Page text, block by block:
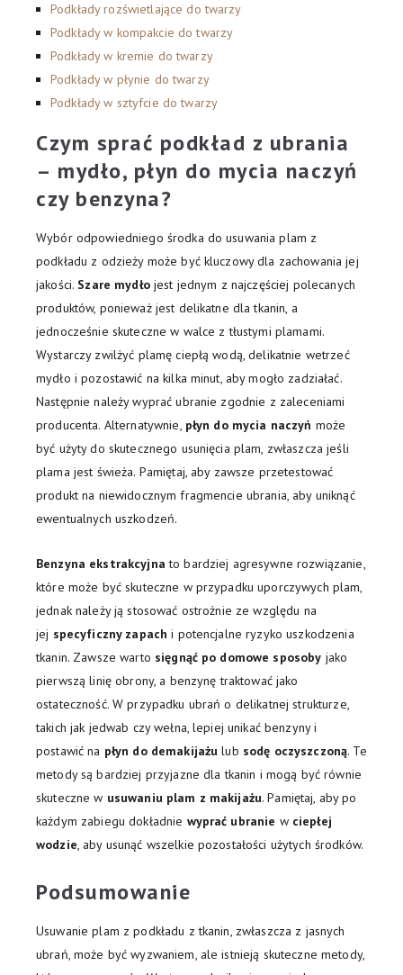
Podkłady rozświetlające do twarzy
Podkłady w kompakcie do twarzy
Podkłady w kremie do twarzy
Podkłady w płynie do twarzy
Podkłady w sztyfcie do twarzy
Czym sprać podkład z ubrania
– mydło, płyn do mycia naczyń
czy benzyna?
Wybór odpowiedniego środka do usuwania plam z
podkładu z odzieży może być kluczowy dla zachowania jej
jakości. Szare mydłojest jednym z najczęściej polecanych
produktów, ponieważ jest delikatne dla tkanin, a
jednocześnie skuteczne w walce z tłustymi plamami.
Wystarczy zwilżyć plamę ciepłą wodą, delikatnie wetrzeć
mydło i pozostawić na kilka minut, aby mogło zadziałać.
Następnie należy wyprać ubranie zgodnie z zaleceniami
producenta. Alternatywnie, płyn do mycia naczyń może
być użyty do skutecznego usunięcia plam, zwłaszcza jeśli
plama jest świeża. Pamiętaj, aby zawsze przetestować
produkt na niewidocznym fragmencie ubrania, aby uniknąć
ewentualnych uszkodzeń.
Benzyna ekstrakcyjna to bardziej agresywne rozwiązanie,
które może być skuteczne w przypadku uporczywych plam,
jednak należy ją stosować ostrożnie ze względu na
jej specyficzny zapach i potencjalne ryzyko uszkodzenia
tkanin. Zawsze warto sięgnąć po domowe sposoby jako
pierwszą linię obrony, a benzynę traktować jako
ostateczność. W przypadku ubrań o delikatnej strukturze,
takich jak jedwab czy wełna, lepiej unikać benzyny i
postawić na płyn do demakijażu lub sodę oczyszczoną. Te
metody są bardziej przyjazne dla tkanin i mogą być równie
skuteczne w usuwaniu plam z makijażu. Pamiętaj, aby po
każdym zabiegu dokładnie wyprać ubranie w ciepłej
wodzie, aby usunąć wszelkie pozostałości użytych środków.
Podsumowanie
Usuwanie plam z podkładu z tkanin, zwłaszcza z jasnych
ubrań, może być wyzwaniem, ale istnieją skuteczne metody,